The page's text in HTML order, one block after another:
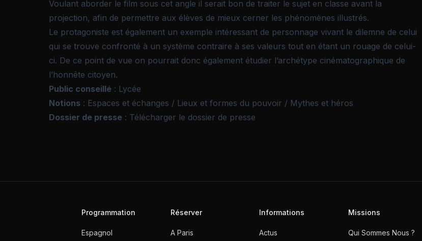
Voulant aborder le film sous cet angle il serait bon de traiter le sujet en classe avant la
projection, afin de permettre aux élèves de mieux cerner les phénomènes illustrés.
Le protagoniste est également un exemple intéressant de personnage vivant le dilemne de celui
qui se trouve confronté à un système contraire à ses valeurs tout en étant un rouage de celui-
ci. De ce point de vue on pourrait donc également étudier l’archétype cinématographique de
l’honnête citoyen.
Public conseillé : Lycée
Notions : Espaces et échanges / Lieux et formes du pouvoir / Mythes et héros
Dossier de presse : Télécharger le dossier de presse
Programmation
Espagnol
Réserver
A Paris
Informations
Actus
Missions
Qui Sommes Nous ?